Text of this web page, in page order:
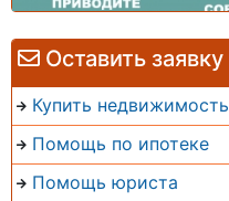
Оставить заявку
Купить недвижимость
Помощь по ипотеке
Помощь юриста